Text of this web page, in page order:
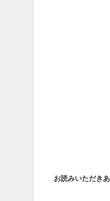
お読みいただき